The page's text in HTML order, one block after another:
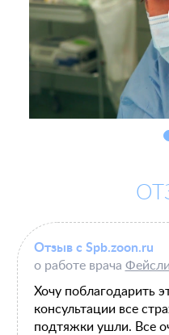
Отзыв с Spb.zoon.ru
о работе врача
Хочу поблагодарить
консультации все
подтяжки ушли. Все